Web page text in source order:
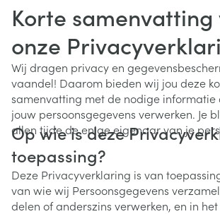
Korte samenvatting
onze
Wij dragen privacy en
vaandel! Daarom bieden wij jou deze
samenvatting met de nodige informatie
jouw persoonsgegevens verwerken. Je
allen tijde de enige eigenaar van je
Op wie is deze
toepassing?
Deze Privacyverklaring is van
van wie wij Persoonsgegevens
delen of anderszins verwerken, en in